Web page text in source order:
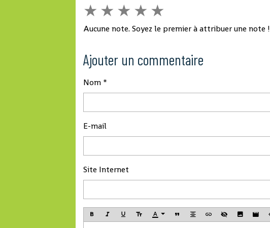
★ ★ ★ ★ ★
Aucune note. Soyez le premier à attribuer une note !
Ajouter un commentaire
Nom
E-mail
Site Internet